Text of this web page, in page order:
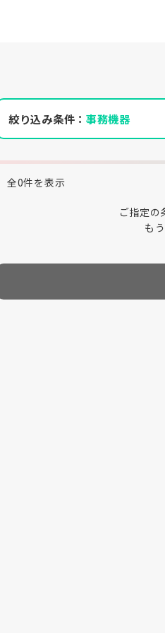
絞り込み条件： 事務機器
全0件を表示
ご指定の
も